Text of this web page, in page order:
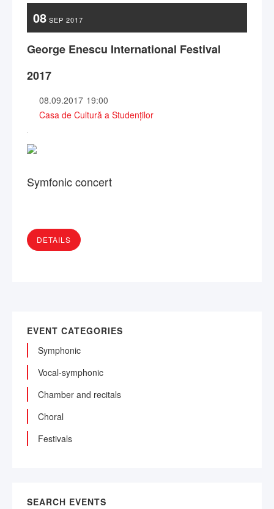
08 SEP 2017
George Enescu International Festival
2017
08.09.2017 19:00
Casa de Cultură a Studenților
Symfonic concert
DETAILS
EVENT CATEGORIES
Symphonic
Vocal-symphonic
Chamber and recitals
Choral
Festivals
SEARCH EVENTS